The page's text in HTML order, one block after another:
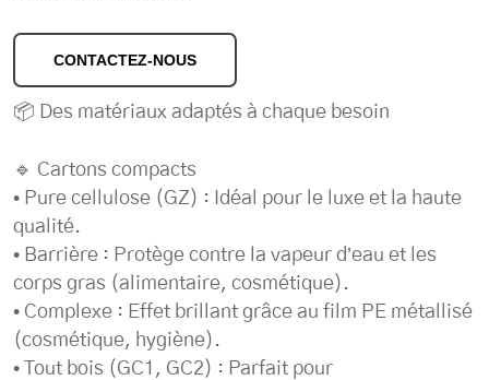
CONTACTEZ-NOUS
📦 Des matériaux adaptés à chaque besoin
🔹 Cartons compacts
• Pure cellulose (GZ) : Idéal pour le luxe et la haute
qualité.
• Barrière : Protège contre la vapeur d’eau et les
corps gras (alimentaire, cosmétique).
• Complexe : Effet brillant grâce au film PE métallisé
(cosmétique, hygiène).
• Tout bois (GC1, GC2) : Parfait pour